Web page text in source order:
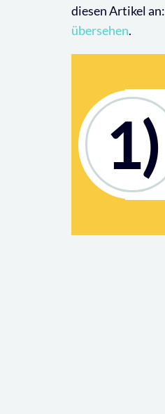
diesen Artikel an:
übersehen.
1)